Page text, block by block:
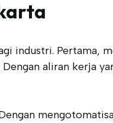
industri. Pertama,
aliran kerja